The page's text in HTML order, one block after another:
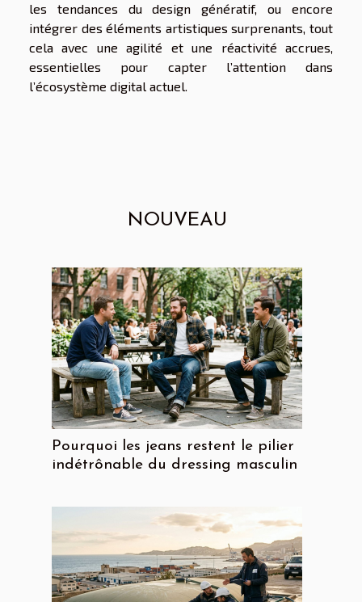
les tendances du design génératif, ou encore
intégrer des éléments artistiques surprenants, tout
cela avec une agilité et une réactivité accrues,
essentielles pour capter l’attention dans
l’écosystème digital actuel.
NOUVEAU
Pourquoi les jeans restent le pilier
indétrônable du dressing masculin